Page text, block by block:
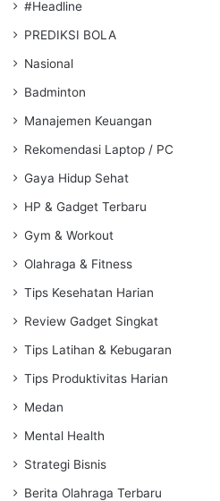
#Headline
PREDIKSI BOLA
Nasional
Badminton
Manajemen Keuangan
Rekomendasi Laptop / PC
Gaya Hidup Sehat
HP & Gadget Terbaru
Gym & Workout
Olahraga & Fitness
Tips Kesehatan Harian
Review Gadget Singkat
Tips Latihan & Kebugaran
Tips Produktivitas Harian
Medan
Mental Health
Strategi Bisnis
Berita Olahraga Terbaru